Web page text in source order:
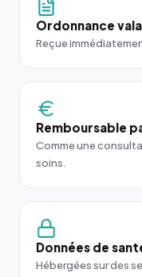
Ordonnance
Reçue
Remboursable
Comme une
soins.
Données de
Hébergées sur des